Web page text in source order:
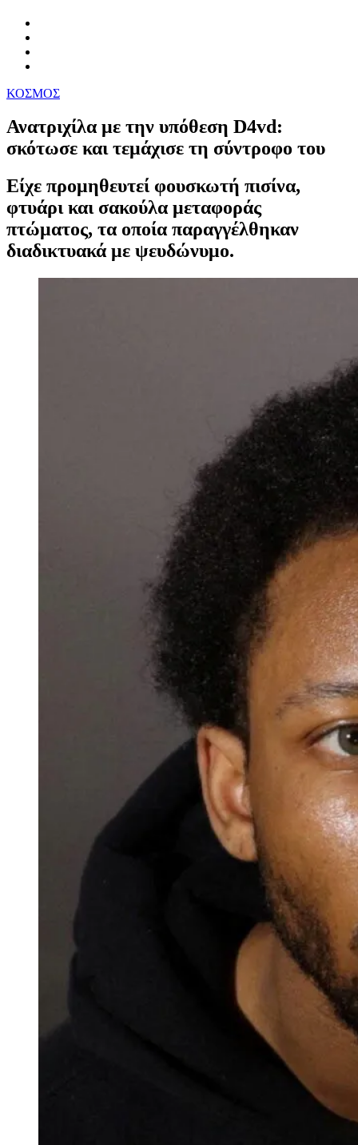
ΚΟΣΜΟΣ
Ανατριχίλα με την υπόθεση D4vd:
σκότωσε και τεμάχισε τη σύντροφο του
Είχε προμηθευτεί φουσκωτή πισίνα,
φτυάρι και σακούλα μεταφοράς
πτώματος, τα οποία παραγγέλθηκαν
διαδικτυακά με ψευδώνυμο.